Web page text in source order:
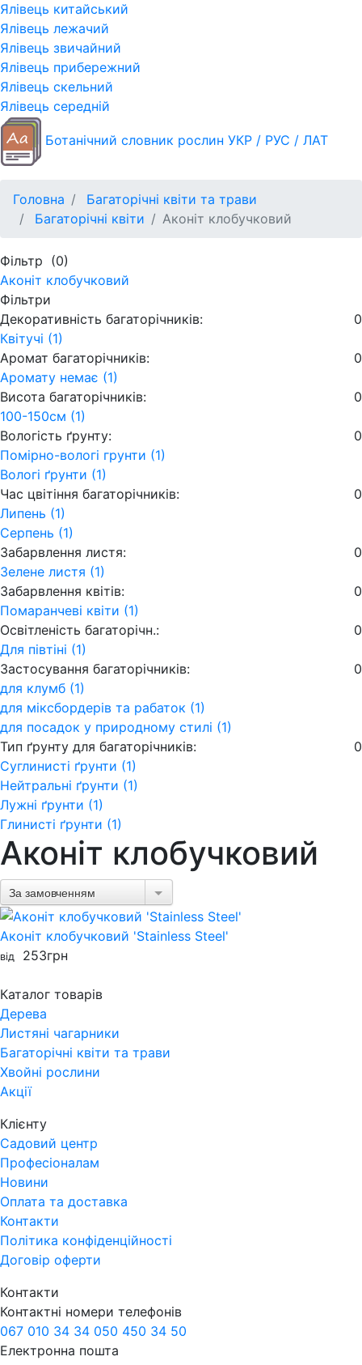
Ялівець китайський
Ялівець лежачий
Ялівець звичайний
Ялівець прибережний
Ялівець скельний
Ялівець середній
Ботанічний словник рослин УКР / РУС / ЛАТ
Головна
Багаторічні квіти та трави
Багаторічні квіти
Аконіт клобучковий
Фільтр (0)
Аконіт клобучковий
Фільтри
Декоративність багаторічників:
0
Квітучі (1)
Аромат багаторічників:
0
Аромату немає (1)
Висота багаторічників:
0
100-150см (1)
Вологість ґрунту:
0
Помірно-вологі грунти (1)
Вологі ґрунти (1)
Час цвітіння багаторічників:
0
Липень (1)
Серпень (1)
Забарвлення листя:
0
Зелене листя (1)
Забарвлення квітів:
0
Помаранчеві квіти (1)
Освітленість багаторічн.:
0
Для півтіні (1)
Застосування багаторічників:
0
для клумб (1)
для міксбордерів та рабаток (1)
для посадок у природному стилі (1)
Тип ґрунту для багаторічників:
0
Суглинисті ґрунти (1)
Нейтральні ґрунти (1)
Лужні ґрунти (1)
Глинисті ґрунти (1)
Аконіт клобучковий
За замовченням
Аконіт клобучковий 'Stainless Steel'
від 253грн
Каталог товарів
Дерева
Листяні чагарники
Багаторічні квіти та трави
Хвойні рослини
Акції
Клієнту
Садовий центр
Професіоналам
Новини
Оплата та доставка
Контакти
Політика конфіденційності
Договір оферти
Контакти
Контактні номери телефонів
067 010 34 34 050 450 34 50
Електронна пошта